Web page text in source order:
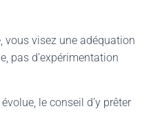
vous visez une adéquation
pas d’expérimentation
le conseil d’y prêter